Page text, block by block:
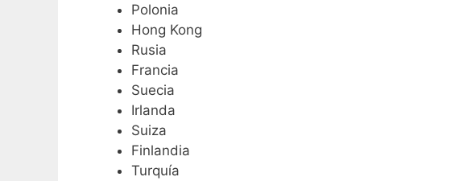
Polonia
Hong Kong
Rusia
Francia
Suecia
Irlanda
Suiza
Finlandia
Turquía